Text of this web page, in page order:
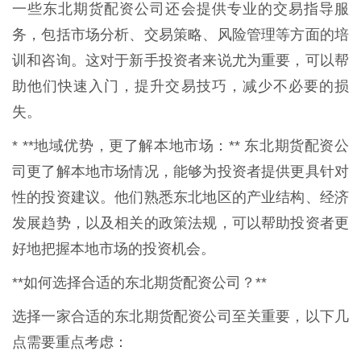
一些东北期货配资公司还会提供专业的交易指导服
务，包括市场分析、交易策略、风险管理等方面的培
训和咨询。这对于新手投资者来说尤为重要，可以帮
助他们快速入门，提升交易技巧，减少不必要的损
失。
* **地域优势，更了解本地市场：** 东北期货配资公
司更了解本地市场情况，能够为投资者提供更具针对
性的投资建议。他们熟悉东北地区的产业结构、经济
发展趋势，以及相关的政策法规，可以帮助投资者更
好地把握本地市场的投资机会。
**如何选择合适的东北期货配资公司？**
选择一家合适的东北期货配资公司至关重要，以下几
点需要重点考虑：